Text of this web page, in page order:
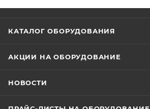
КАТАЛОГ ОБОРУДОВАНИЯ
АКЦИИ НА ОБОРУДОВАНИЕ
НОВОСТИ